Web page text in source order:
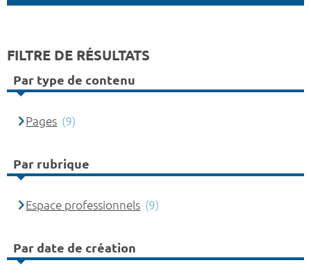
FILTRE DE RÉSULTATS
Par type de contenu
Pages (9)
Par rubrique
Espace professionnels (9)
Par date de création